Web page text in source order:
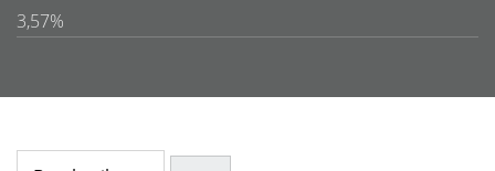
3,57%